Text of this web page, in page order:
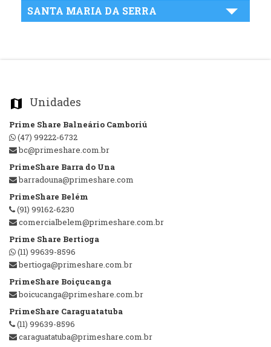
SANTA MARIA DA SERRA
map_marker
Unidades
Prime Share Balneário Camboriú
(47) 99222-6732
bc@primeshare.com.br
PrimeShare Barra do Una
barradouna@primeshare.com
PrimeShare Belém
(91) 99162-6230
comercialbelem@primeshare.com.br
Prime Share Bertioga
(11) 99639-8596
bertioga@primeshare.com.br
PrimeShare Boiçucanga
boicucanga@primeshare.com.br
PrimeShare Caraguatatuba
(11) 99639-8596
caraguatatuba@primeshare.com.br